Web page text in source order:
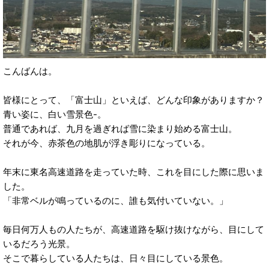
こんばんは。
皆様にとって、「富士山」といえば、どんな印象がありますか？
青い姿に、白い雪景色-。
普通であれば、九月を過ぎれば雪に染まり始める富士山。
それが今、赤茶色の地肌が浮き彫りになっている。
年末に東名高速道路を走っていた時、これを目にした際に思いま
した。
「非常ベルが鳴っているのに、誰も気付いていない。」
毎日何万人もの人たちが、高速道路を駆け抜けながら、目にして
いるだろう光景。
そこで暮らしている人たちは、日々目にしている景色。